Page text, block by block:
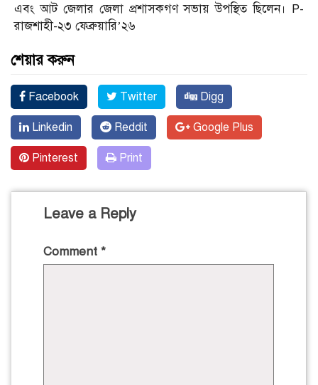
এবং আট জেলার জেলা প্রশাসকগণ সভায় উপস্থিত ছিলেন। P-
রাজশাহী-২৩ ফেব্রুয়ারি’২৬
শেয়ার করুন
Facebook Twitter Digg
Linkedin Reddit Google Plus
Pinterest Print
Leave a Reply
Comment *